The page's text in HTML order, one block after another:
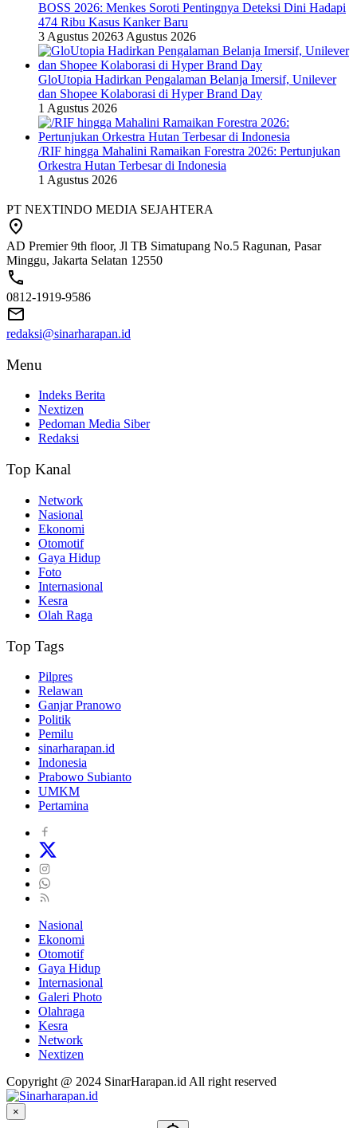
BOSS 2026: Menkes Soroti Pentingnya Deteksi Dini Hadapi
474 Ribu Kasus Kanker Baru
3 Agustus 20263 Agustus 2026
GloUtopia Hadirkan Pengalaman Belanja Imersif, Unilever
dan Shopee Kolaborasi di Hyper Brand Day
1 Agustus 2026
/RIF hingga Mahalini Ramaikan Forestra 2026: Pertunjukan
Orkestra Hutan Terbesar di Indonesia
1 Agustus 2026
PT NEXTINDO MEDIA SEJAHTERA
AD Premier 9th floor, Jl TB Simatupang No.5 Ragunan, Pasar
Minggu, Jakarta Selatan 12550
0812-1919-9586
redaksi@sinarharapan.id
Menu
Indeks Berita
Nextizen
Pedoman Media Siber
Redaksi
Top Kanal
Network
Nasional
Ekonomi
Otomotif
Gaya Hidup
Foto
Internasional
Kesra
Olah Raga
Top Tags
Pilpres
Relawan
Ganjar Pranowo
Politik
Pemilu
sinarharapan.id
Indonesia
Prabowo Subianto
UMKM
Pertamina
Nasional
Ekonomi
Otomotif
Gaya Hidup
Internasional
Galeri Photo
Olahraga
Kesra
Network
Nextizen
Copyright @ 2024 SinarHarapan.id All right reserved
×